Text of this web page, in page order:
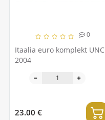
0
Itaalia euro komplekt UNC
2004
23.00 €